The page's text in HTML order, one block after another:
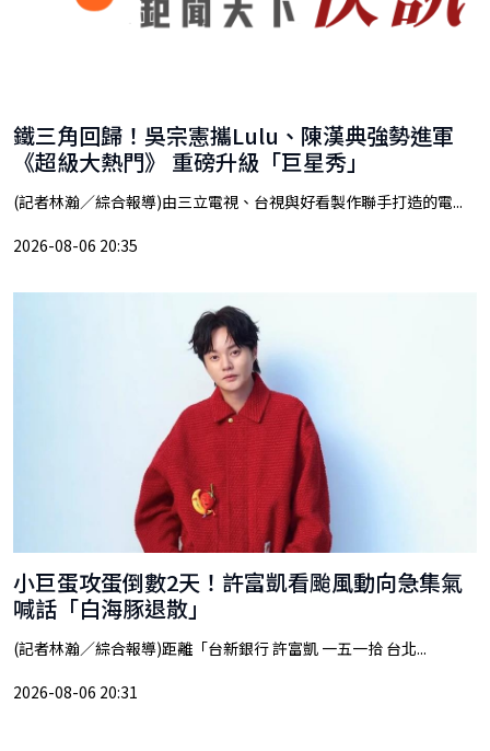
鐵三角回歸！吳宗憲攜Lulu、陳漢典強勢進軍
《超級大熱門》 重磅升級「巨星秀」
(記者林瀚／綜合報導)由三立電視、台視與好看製作聯手打造的電...
2026-08-06 20:35
小巨蛋攻蛋倒數2天！許富凱看颱風動向急集氣
喊話「白海豚退散」
(記者林瀚／綜合報導)距離「台新銀行 許富凱 一五一拾 台北...
2026-08-06 20:31